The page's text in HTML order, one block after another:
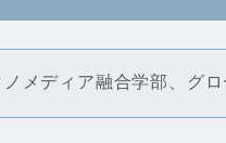
メディア融合学部、グロ